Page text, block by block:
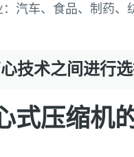
汽车、食品、制药
技术之间进行选
式压缩机